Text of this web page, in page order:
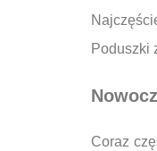
Poduszki
Coraz